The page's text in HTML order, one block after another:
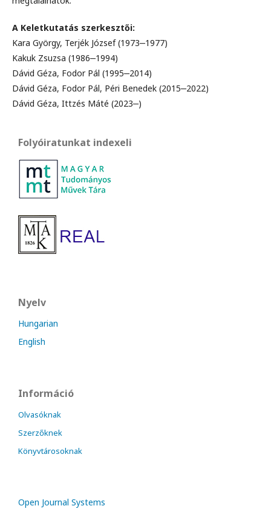
A Keletkutatás szerkesztői:
Kara György, Terjék József (1973‒1977)
Kakuk Zsuzsa (1986‒1994)
Dávid Géza, Fodor Pál (1995‒2014)
Dávid Géza, Fodor Pál, Péri Benedek (2015‒2022)
Dávid Géza, Ittzés Máté (2023‒)
Folyóiratunkat indexeli
Nyelv
Hungarian
English
Információ
Olvasóknak
Szerzőknek
Könyvtárosoknak
Open Journal Systems